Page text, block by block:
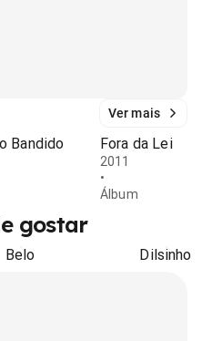
Ver mais
Bandido Fora da Lei
2011
•
Álbum
gostar
Belo Dilsinho